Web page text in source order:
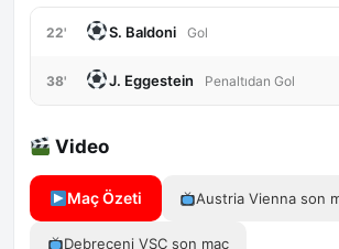
22' S. Baldoni Gol
38' J. Eggestein Penaltıdan Gol
Video
Maç Özeti Austria Vienna son
Debreceni VSC son maç